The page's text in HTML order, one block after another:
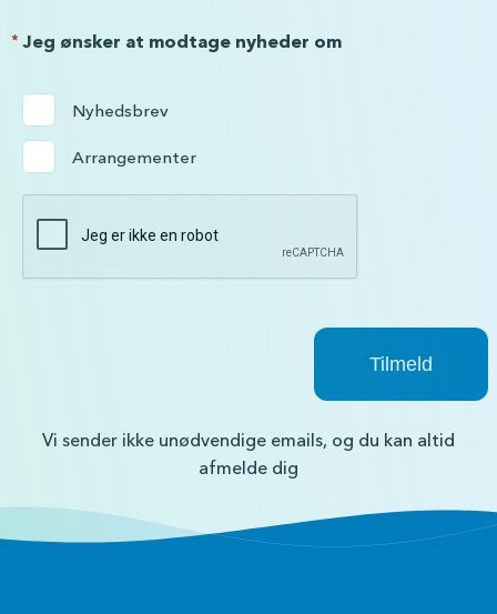
Jeg ønsker at modtage nyheder om
*
Nyhedsbrev
Arrangementer
Vi sender ikke unødvendige emails, og du kan altid
afmelde dig